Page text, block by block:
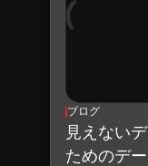
ブログ
見えない
ためのデ